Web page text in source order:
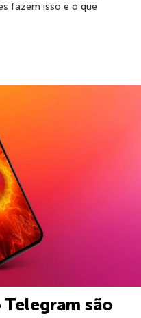
fazem isso e o que
são